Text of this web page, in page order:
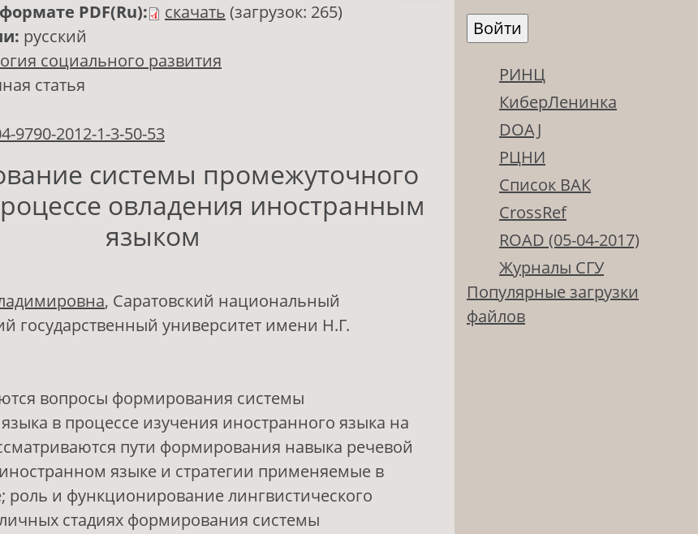
PDF(Ru): скачать (загрузок: 265)
русский
социального развития
статья
9790-2012-1-3-50-53
системы промежуточного
овладения иностранным
языком
, Саратовский национальный
государственный университет имени Н.Г.
вопросы формирования системы
в процессе изучения иностранного языка на
пути формирования навыка речевой
языке и стратегии применяемые в
роль и функционирование лингвистического
стадиях формирования системы
РИНЦ
КиберЛенинка
DOAJ
РЦНИ
Список ВАК
CrossRef
ROAD (05-04-2017)
Журналы СГУ
Популярные загрузки
файлов